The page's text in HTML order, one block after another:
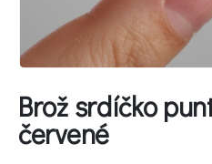
Brož srdíčko
červené